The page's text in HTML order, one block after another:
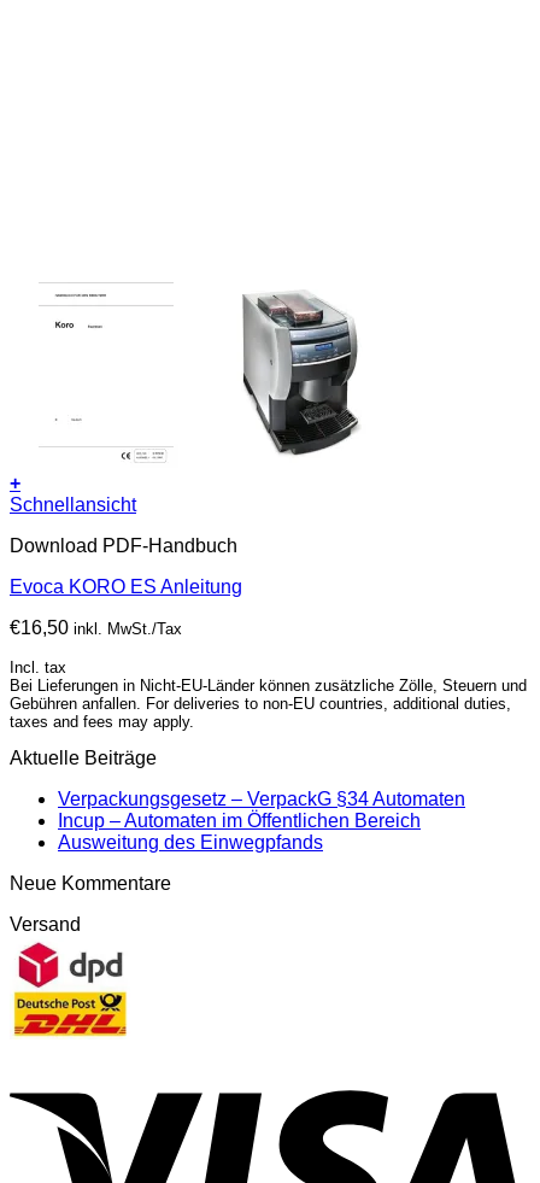
+
Schnellansicht
Download PDF-Handbuch
Evoca KORO ES Anleitung
€16,50 inkl. MwSt./Tax
Incl. tax
Bei Lieferungen in Nicht-EU-Länder können zusätzliche Zölle, Steuern und
Gebühren anfallen. For deliveries to non-EU countries, additional duties,
taxes and fees may apply.
Aktuelle Beiträge
Verpackungsgesetz – VerpackG §34 Automaten
Incup – Automaten im Öffentlichen Bereich
Ausweitung des Einwegpfands
Neue Kommentare
Versand